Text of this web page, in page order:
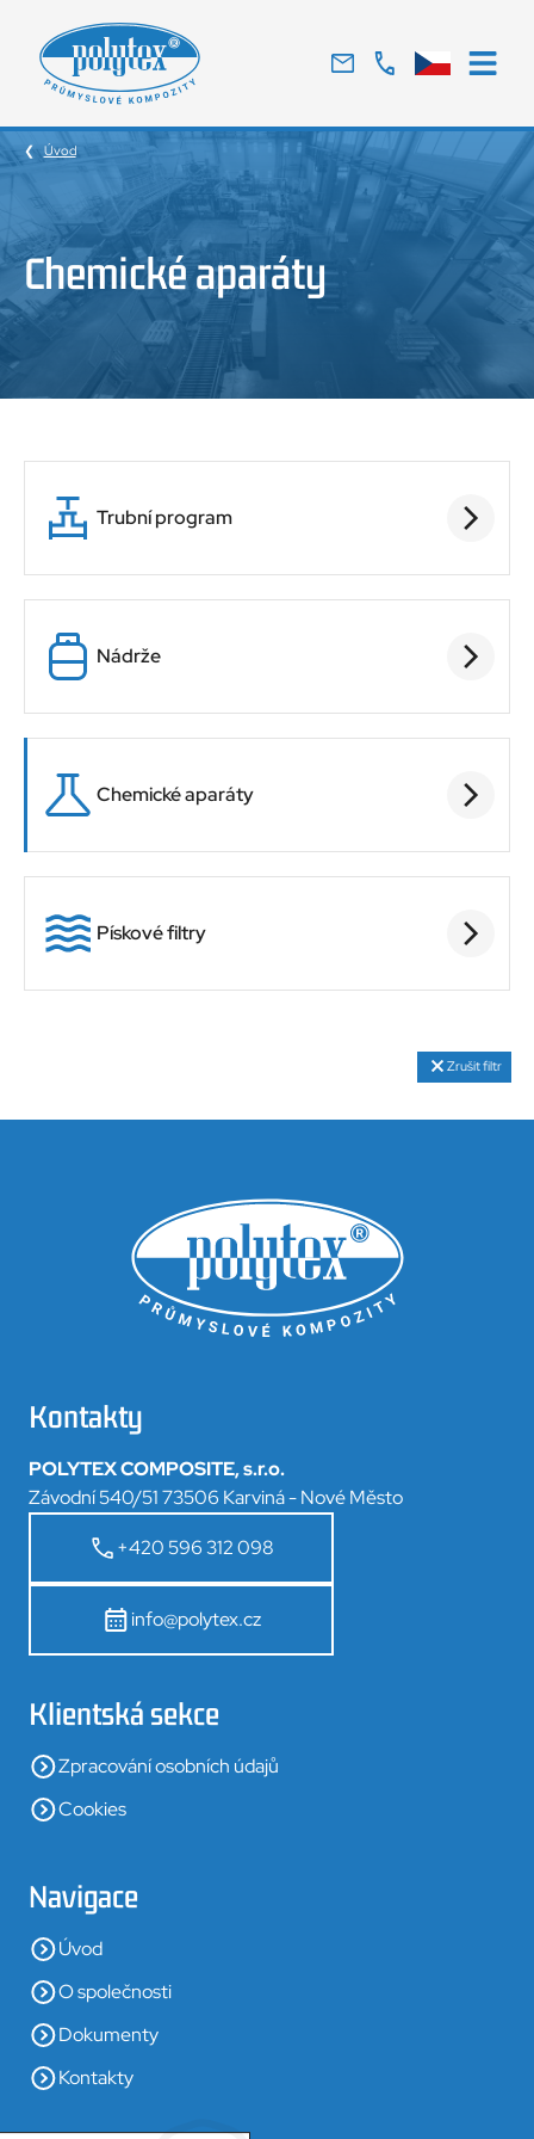
Tradiční
český
výrobce
skelných
Úvod
Chemické aparáty
Trubní program
Nádrže
Chemické aparáty
Pískové filtry
Zrušit filtr
Kontakty
POLYTEX COMPOSITE, s.r.o.
Závodní 540/51 73506 Karviná - Nové Město
+420 596 312 098
info@polytex.cz
Klientská sekce
Zpracování osobních údajů
Cookies
Navigace
Úvod
O společnosti
Dokumenty
Kontakty